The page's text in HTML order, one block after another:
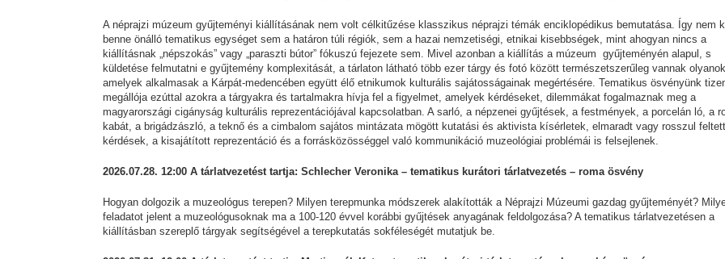
A néprajzi múzeum gyűjteményi kiállításának nem volt célkitűzése klasszikus néprajzi témák enciklopédikus bemutatása. Így nem
benne önálló tematikus egységet sem a határon túli régiók, sem a hazai nemzetiségi, etnikai kisebbségek, mint ahogyan nincs a
kiállításnak „népszokás” vagy „paraszti bútor” fókuszú fejezete sem. Mivel azonban a kiállítás a múzeum gyűjteményén alapul, s
küldetése felmutatni e gyűjtemény komplexitását, a tárlaton látható több ezer tárgy és fotó között természetszerűleg vannak olyanok,
amelyek alkalmasak a Kárpát-medencében együtt élő etnikumok kulturális sajátosságainak megértésére. Tematikus ösvényünk
megállója ezúttal azokra a tárgyakra és tartalmakra hívja fel a figyelmet, amelyek kérdéseket, dilemmákat fogalmaznak meg a
magyarországi cigányság kulturális reprezentációjával kapcsolatban. A sarló, a népzenei gyűjtések, a festmények, a porcelán ló, a
kabát, a brigádzászló, a teknő és a cimbalom sajátos mintázata mögött kutatási és aktivista kísérletek, elmaradt vagy rosszul feltett
kérdések, a kisajátított reprezentáció és a forrásközösséggel való kommunikáció muzeológiai problémái is felsejlenek.
2026.07.28. 12:00 A tárlatvezetést tartja: Schlecher Veronika – tematikus kurátori tárlatvezetés – roma ösvény
Hogyan dolgozik a muzeológus terepen? Milyen terepmunka módszerek alakították a Néprajzi Múzeumi gazdag gyűjteményét?
feladatot jelent a muzeológusoknak ma a 100-120 évvel korábbi gyűjtések anyagának feldolgozása? A tematikus tárlatvezetésen a
kiállításban szereplő tárgyak segítségével a terepkutatás sokféleségét mutatjuk be.